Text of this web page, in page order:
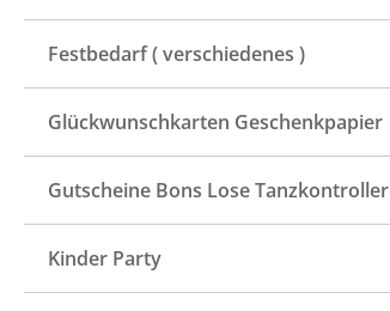
Festbedarf ( verschiedenes )
Glückwunschkarten Geschenkpapier
Gutscheine Bons Lose Tanzkontroller
Kinder Party